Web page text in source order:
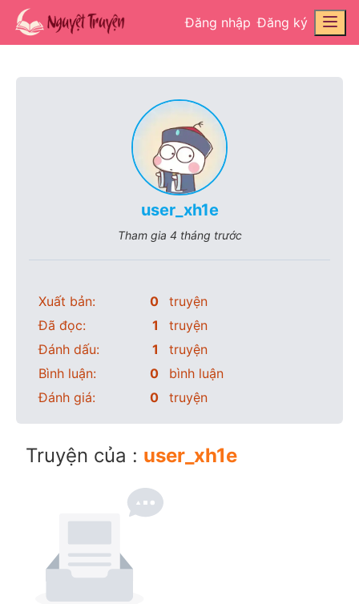
Đăng nhập Đăng ký
user_xh1e
Tham gia 4 tháng trước
Xuất bản: 0
truyện
Đã đọc:
1
truyện
Đánh dấu:
1
truyện
Bình luận:
0
bình luận
Đánh giá:
0 truyện
Truyện của : user_xh1e